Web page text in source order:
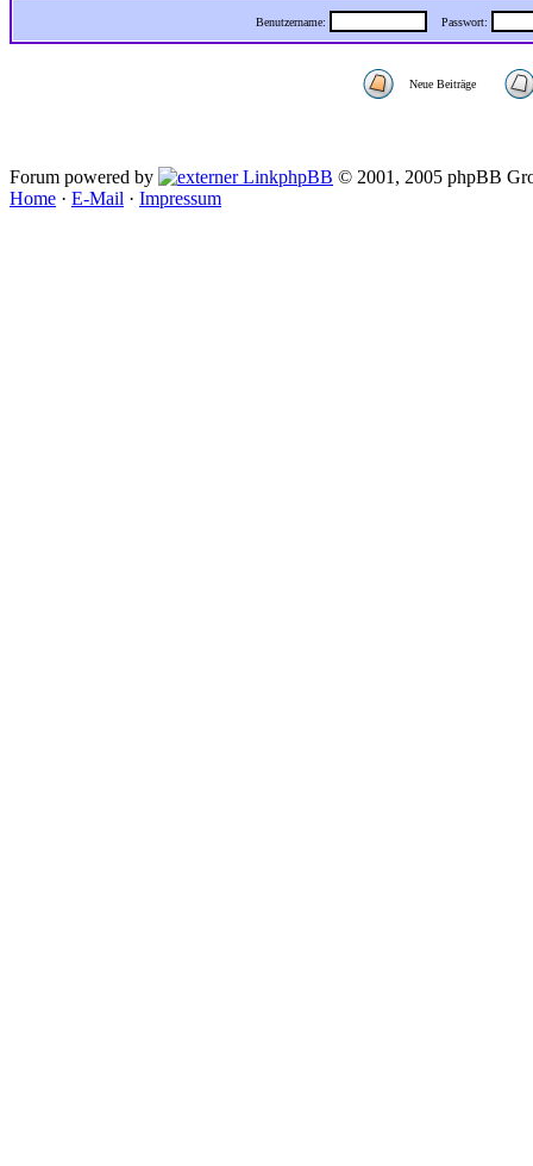
Benutzername: Passwort:
Neue Beiträge
Forum powered by phpBB © 2001, 2005 phpBB
Home · E-Mail · Impressum